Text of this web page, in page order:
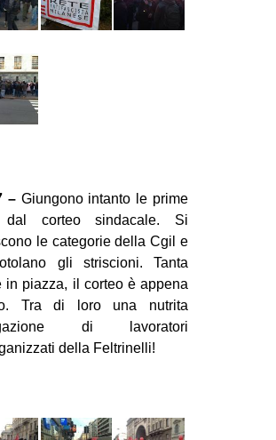
–Giungono intanto le prime
corteo sindacale. Si
le categorie della Cgil e
gli striscioni. Tanta
in piazza, il corteo è appena
Tra di loro una nutrita
di lavoratori
della Feltrinelli!